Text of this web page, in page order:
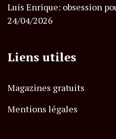
Luis Enrique: obsession
24/04/2026
Liens utiles
Magazines gratuits
Mentions légales